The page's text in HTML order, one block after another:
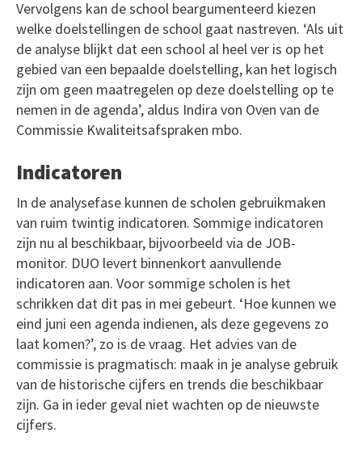
Vervolgens kan de school beargumenteerd kiezen
welke doelstellingen de school gaat nastreven. ‘Als uit
de analyse blijkt dat een school al heel ver is op het
gebied van een bepaalde doelstelling, kan het logisch
zijn om geen maatregelen op deze doelstelling op te
nemen in de agenda’, aldus Indira von Oven van de
Commissie Kwaliteitsafspraken mbo.
Indicatoren
In de analysefase kunnen de scholen gebruikmaken
van ruim twintig indicatoren. Sommige indicatoren
zijn nu al beschikbaar, bijvoorbeeld via de JOB-
monitor. DUO levert binnenkort aanvullende
indicatoren aan. Voor sommige scholen is het
schrikken dat dit pas in mei gebeurt. ‘Hoe kunnen we
eind juni een agenda indienen, als deze gegevens zo
laat komen?’, zo is de vraag. Het advies van de
commissie is pragmatisch: maak in je analyse gebruik
van de historische cijfers en trends die beschikbaar
zijn. Ga in ieder geval niet wachten op de nieuwste
cijfers.